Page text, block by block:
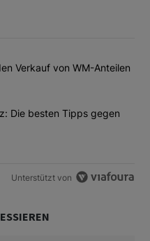
meisten kommentierten
verwirft Pläne für den
Verkauf von WM-Anteilen
in der Schweiz: Die
Die besten Tipps gegen
Unterstützt von